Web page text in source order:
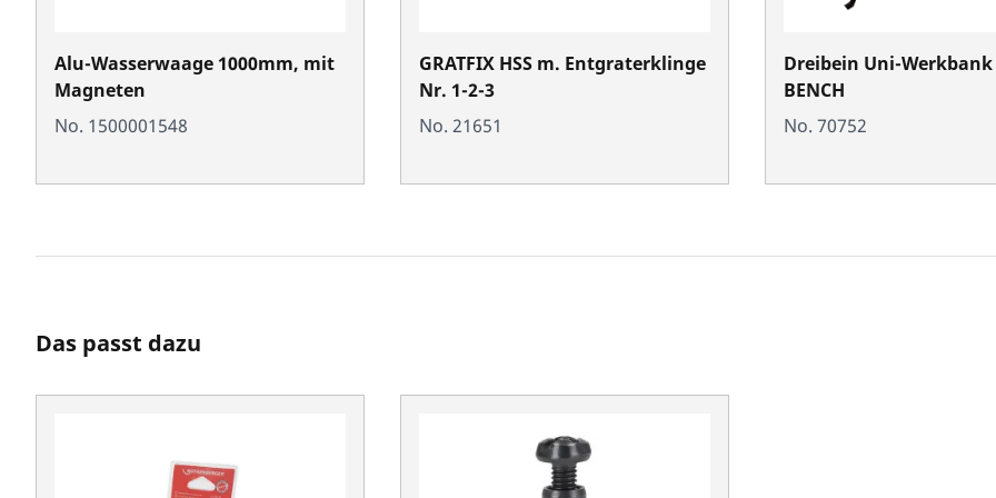
Alu-Wasserwaage 1000mm, mit
Magneten
No. 1500001548
GRATFIX HSS m. Entgraterklinge
Nr. 1-2-3
No. 21651
Dreibein Uni-Werkbank
BENCH
No. 70752
Das passt dazu